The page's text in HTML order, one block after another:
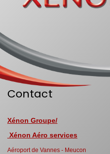
Contact
Xénon Groupe/
Xénon Aéro services
Aéroport de Vannes - Meucon